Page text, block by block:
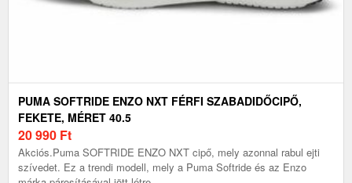
PUMA SOFTRIDE ENZO NXT FÉRFI SZABADIDŐCIPŐ,
FEKETE, MÉRET 40.5
20 990 Ft
Akciós.Puma SOFTRIDE ENZO NXT cipő, mely azonnal rabul ejti
szívedet. Ez a trendi modell, mely a Puma Softride és az Enzo